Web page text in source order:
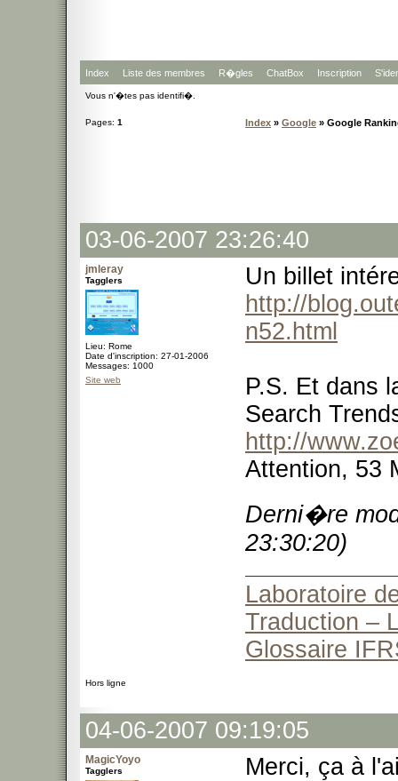
Index Liste des membres R�gles ChatBox Inscription
Vous n'�tes pas identifi�.
Pages: 1 Index » Google » Google
03-06-2007 23:26:40
jmleray
Tagglers
Lieu: Rome
Date d'inscription: 27-01-2006
Messages: 1000
Site web
Un billet
http://
n52.html
P.S. Et dans
Search
http://
Attention, 53
Derni�re
23:30:20)
Laboratoire
Traduction –
Glossaire
Hors ligne
04-06-2007 09:19:05
MagicYoyo
Tagglers
Merci, ça à